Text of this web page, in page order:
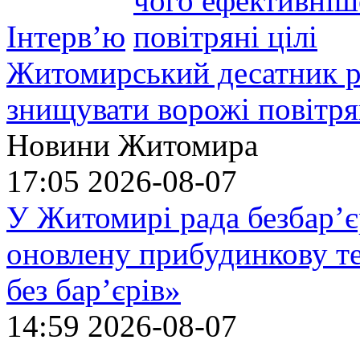
Інтерв’ю
Житомирський десатник
знищувати ворожі
Новини Житомира
17:05 2026-08-07
У Житомирі рада
оновлену прибудинкову
без бар’єрів»
14:59 2026-08-07